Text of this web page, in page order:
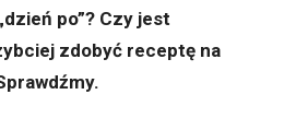
po”? Czy jest
zdobyć receptę na